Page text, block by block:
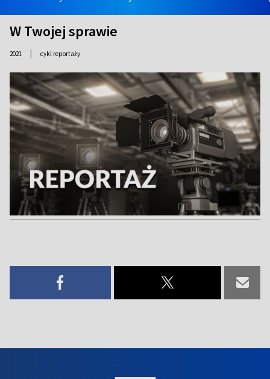
W Twojej sprawie
2021 | cykl reportaży